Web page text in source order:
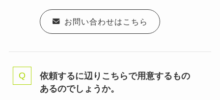
お問い合わせはこちら
依頼するに辺りこちらで用意するもの
あるのでしょうか。